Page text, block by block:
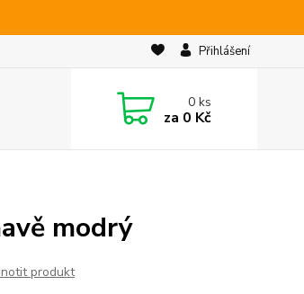
Přihlášení
0ks
za 0 Kč
modrý
produkt